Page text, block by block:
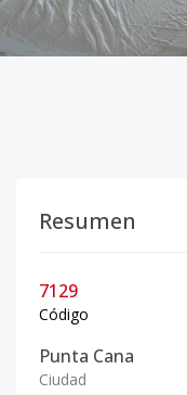
Resumen
7129
Código
Punta Cana
Ciudad